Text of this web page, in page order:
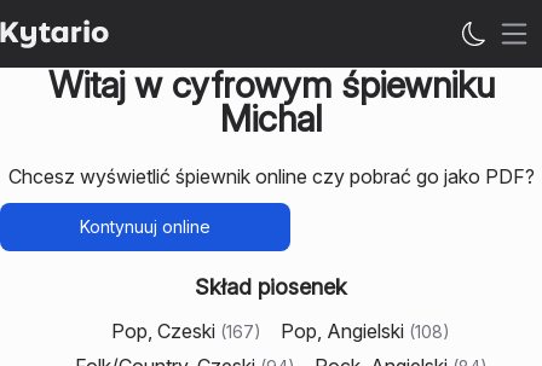
Witaj w cyfrowym śpiewniku
Michal
Chcesz wyświetlić śpiewnik online czy pobrać go jako PDF?
Kontynuuj online
Skład piosenek
Pop, Czeski (167) Pop, Angielski (108)